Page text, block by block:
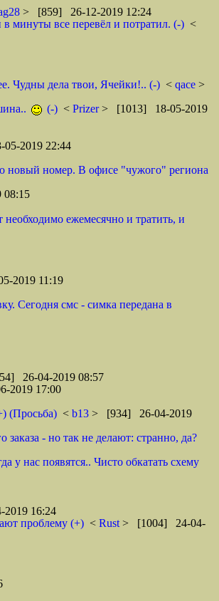
> [859] 26-12-2019 12:24
минуты все перевёл и потратил. (-) <
Чудны дела твои, Ячейки!.. (-) < qace >
(-) < Prizer> [1013] 18-05-2019
2019 22:44
новый номер. В офисе "чужого" региона
ежемесячно и тратить, и
2019 11:19
Сегодня смс - симка передана в
26-04-2019 08:57
2019 17:00
(Просьба) < b13 > [934] 26-04-2019
- но так не делают: странно, да?
у нас появятся.. Чисто обкатать схему
16:24
проблему (+) < Rust > [1004] 24-04-